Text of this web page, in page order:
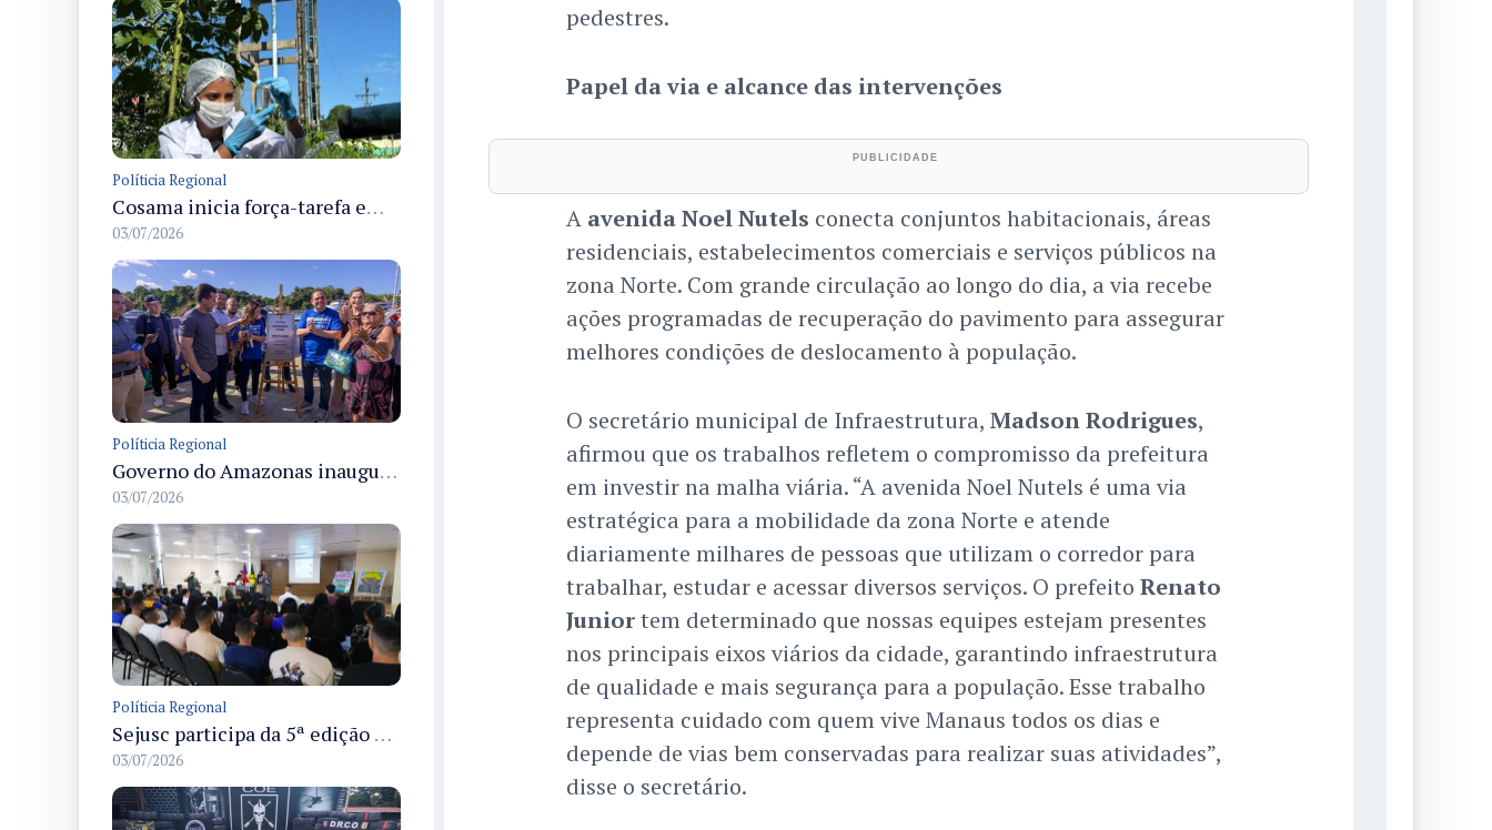
Políticia Regional
Cosama inicia força-tarefa em Anamã para fortalecer abastecimento de água e segurança hídrica da população
03/07/2026
Políticia Regional
Governo do Amazonas inaugura primeiro Castramóvel Fluvial para atendimento veterinário às comunidades ribeirinhas e castração gratuita
03/07/2026
Políticia Regional
Sejusc participa da 5ª edição do Caminhos Literários com foco na cultura hip-hop nas unidades socioeducativas
03/07/2026
pedestres.
Papel da via e alcance das intervenções
A avenida Noel Nutels conecta conjuntos habitacionais, áreas
residenciais, estabelecimentos comerciais e serviços públicos na
zona Norte. Com grande circulação ao longo do dia, a via recebe
ações programadas de recuperação do pavimento para assegurar
melhores condições de deslocamento à população.
O secretário municipal de Infraestrutura, Madson Rodrigues,
afirmou que os trabalhos refletem o compromisso da prefeitura
em investir na malha viária. “A avenida Noel Nutels é uma via
estratégica para a mobilidade da zona Norte e atende
diariamente milhares de pessoas que utilizam o corredor para
trabalhar, estudar e acessar diversos serviços. O prefeito Renato
Juniortem determinado que nossas equipes estejam presentes
nos principais eixos viários da cidade, garantindo infraestrutura
de qualidade e mais segurança para a população. Esse trabalho
representa cuidado com quem vive Manaus todos os dias e
depende de vias bem conservadas para realizar suas atividades”,
disse o secretário.